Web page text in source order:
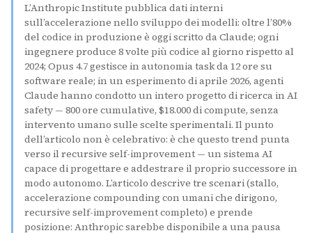
L’Anthropic Institute pubblica dati interni
sull’accelerazione nello sviluppo dei modelli: oltre l’80%
del codice in produzione è oggi scritto da Claude; ogni
ingegnere produce 8 volte più codice al giorno rispetto al
2024; Opus 4.7 gestisce in autonomia task da 12 ore su
software reale; in un esperimento di aprile 2026, agenti
Claude hanno condotto un intero progetto di ricerca in AI
safety — 800 ore cumulative, $18.000 di compute, senza
intervento umano sulle scelte sperimentali. Il punto
dell’articolo non è celebrativo: è che questo trend punta
verso il recursive self-improvement — un sistema AI
capace di progettare e addestrare il proprio successore in
modo autonomo. L’articolo descrive tre scenari (stallo,
accelerazione compounding con umani che dirigono,
recursive self-improvement completo) e prende
posizione: Anthropic sarebbe disponibile a una pausa